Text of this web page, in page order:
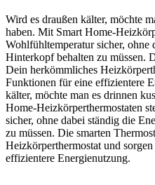
Wird es draußen kälter, möchte
haben. Mit Smart Home-
Wohlfühltemperatur sicher, ohne
Hinterkopf behalten zu müssen.
Dein herkömmliches
Funktionen für eine effizientere
kälter, möchte man es drinnen
Home-Heizkörperthermostaten
sicher, ohne dabei ständig die
zu müssen. Die smarten
Heizkörperthermostat und
effizientere Energienutzung.